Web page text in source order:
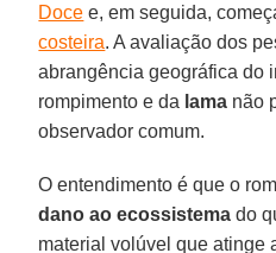
Doce e, em seguida,
costeira. A avaliação dos
abrangência geográfica do
rompimento e da lama não
observador comum.
O entendimento é que o
dano ao ecossistema do
material volúvel que atinge